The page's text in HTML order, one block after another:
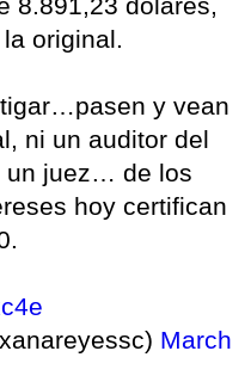
original.
y vean
ni un auditor del
un juez… de los
hoy certifican
March